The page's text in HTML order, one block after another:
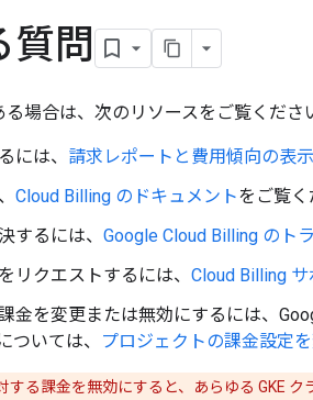
質問
場合は、次のリソースをご覧くださ
には、 請求レポートと費用傾向の表示
Cloud Billing のドキュメントをご覧く
するには、 Google Cloud Billing のト
リクエストするには、 Cloud Billing サ
金を変更または無効にするには、
ついては、 プロジェクトの課金設定
する課金を無効にすると、あらゆる GKE